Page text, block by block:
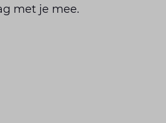
met je mee.